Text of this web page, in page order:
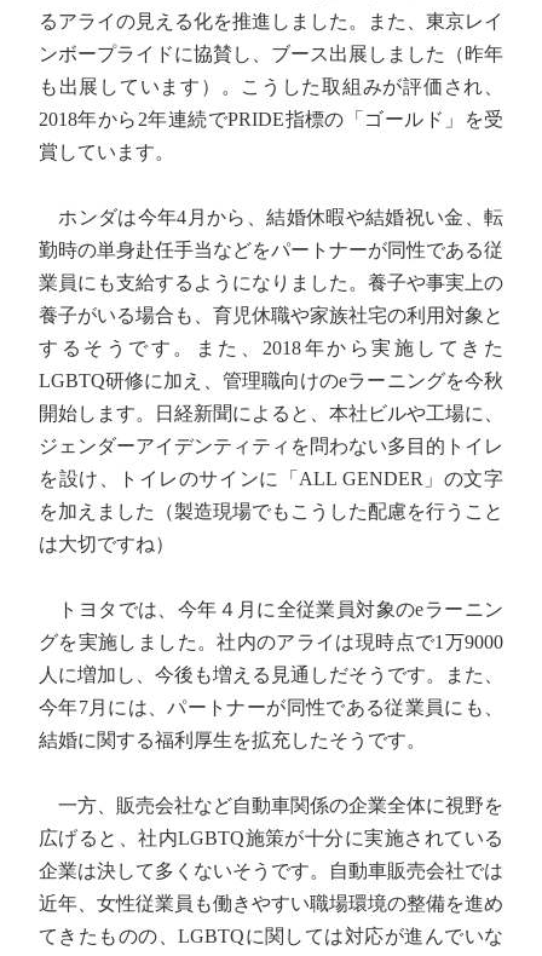
るアライの見える化を推進しました。また、東京レイ
ンボープライドに協賛し、ブース出展しました（昨年
も出展しています）。こうした取組みが評価され、
2018年から2年連続でPRIDE指標の「ゴールド」を受
賞しています。
ホンダは今年4月から、結婚休暇や結婚祝い金、転
勤時の単身赴任手当などをパートナーが同性である従
業員にも支給するようになりました。養子や事実上の
養子がいる場合も、育児休職や家族社宅の利用対象と
するそうです。また、2018年から実施してきた
LGBTQ研修に加え、管理職向けのeラーニングを今秋
開始します。日経新聞によると、本社ビルや工場に、
ジェンダーアイデンティティを問わない多目的トイレ
を設け、トイレのサインに「ALL GENDER」の文字
を加えました（製造現場でもこうした配慮を行うこと
は大切ですね）
トヨタでは、今年４月に全従業員対象のeラーニン
グを実施しました。社内のアライは現時点で1万9000
人に増加し、今後も増える見通しだそうです。また、
今年7月には、パートナーが同性である従業員にも、
結婚に関する福利厚生を拡充したそうです。
一方、販売会社など自動車関係の企業全体に視野を
広げると、社内LGBTQ施策が十分に実施されている
企業は決して多くないそうです。自動車販売会社では
近年、女性従業員も働きやすい職場環境の整備を進め
てきたものの、LGBTQに関しては対応が進んでいな